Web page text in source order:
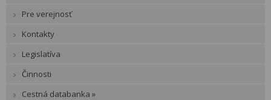
Pre verejnosť
Kontakty
Legislatíva
Činnosti
Cestná databanka »